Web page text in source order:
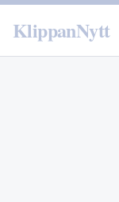
KlippanNytt